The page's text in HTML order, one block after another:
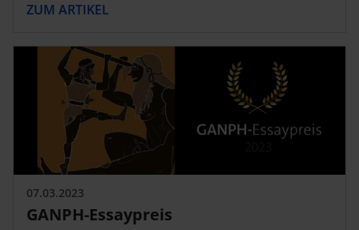
ZUM ARTIKEL
07.03.2023
GANPH-Essaypreis